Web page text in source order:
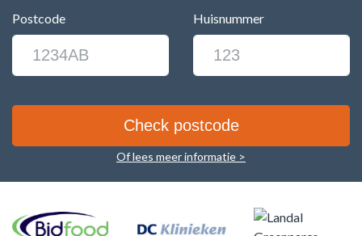
Postcode Huisnummer
Of lees meer informatie >